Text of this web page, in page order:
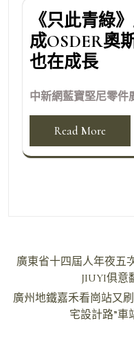
《只此青綠
成OSDER奧
也在成長
中新網藍寶堅尼零件
Read More
文
導
廣東省十四屆人年夜五
JIUYI俱意
廣州地鐵嘉禾看崗站又
宅設計路”車